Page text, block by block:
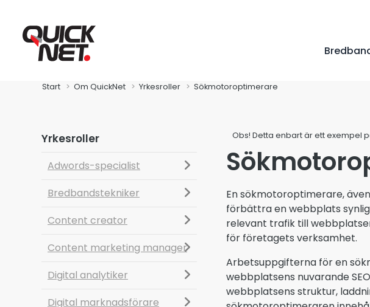
Global Connect
Start Om QuickNet Yrkesroller Sökmotoroptimerare
Yrkesroller
Adwords-specialist
Bredbandstekniker
Content creator
Content marketing manager
Digital analytiker
Digital marknadsförare
Obs! Detta enbart är ett exempel
En sökmotoroptimerare,
förbättra en webbplats
relevant trafik till
för företagets verksamhet.
Arbetsuppgifterna för en
webbplatsens nuvarande
webbplatsens struktur,